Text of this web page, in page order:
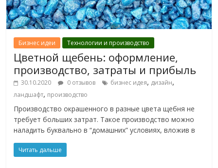
Бизнес идеи Технологии и производство
Цветной щебень: оформление,
производство, затраты и прибыль
30.10.2020 0 отзывов бизнес идея, дизайн,
ландшафт, производство
Производство окрашенного в разные цвета щебня не
требует больших затрат. Такое производство можно
наладить буквально в “домашних” условиях, вложив в
Читать дальше